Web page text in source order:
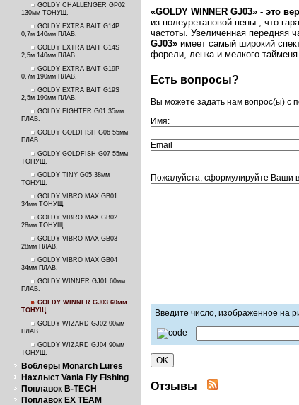
GOLDY CHALLENGER GP02
130мм ТОНУЩ.
GOLDY EXTRA BAIT G14P
0,7м 140мм ПЛАВ.
GOLDY EXTRA BAIT G14S
2,5м 140мм ПЛАВ.
GOLDY EXTRA BAIT G19P
0,7м 190мм ПЛАВ.
GOLDY EXTRA BAIT G19S
2,5м 190мм ПЛАВ.
GOLDY FIGHTER G01 35мм
ПЛАВ.
GOLDY GOLDFISH G06 55мм
ПЛАВ.
GOLDY GOLDFISH G07 55мм
ТОНУЩ.
GOLDY TINY G05 38мм
ТОНУЩ.
GOLDY VIBRO MAX GB01
34мм ТОНУЩ.
GOLDY VIBRO MAX GB02
28мм ТОНУЩ.
GOLDY VIBRO MAX GB03
28мм ПЛАВ.
GOLDY VIBRO MAX GB04
34мм ПЛАВ.
GOLDY WINNER GJ01 60мм
ПЛАВ.
GOLDY WINNER GJ03 60мм
ТОНУЩ.
GOLDY WIZARD GJ02 90мм
ПЛАВ.
GOLDY WIZARD GJ04 90мм
ТОНУЩ.
Воблеры Monarch Lures
Нахлыст Vania Fly Fishing
Поплавок B-TECH
Поплавок EX TEAM
«GOLDY WINNER GJ03» - это
из полеуретановой пены , что
частоты. Увеличенная передняя
GJ03» имеет самый широкий
форели, ленка и мелкого
Есть вопросы?
Вы можете задать нам вопрос(ы)
Имя:
Email
Пожалуйста, сформулируйте Ваши
Введите число, изображенное на
Отзывы